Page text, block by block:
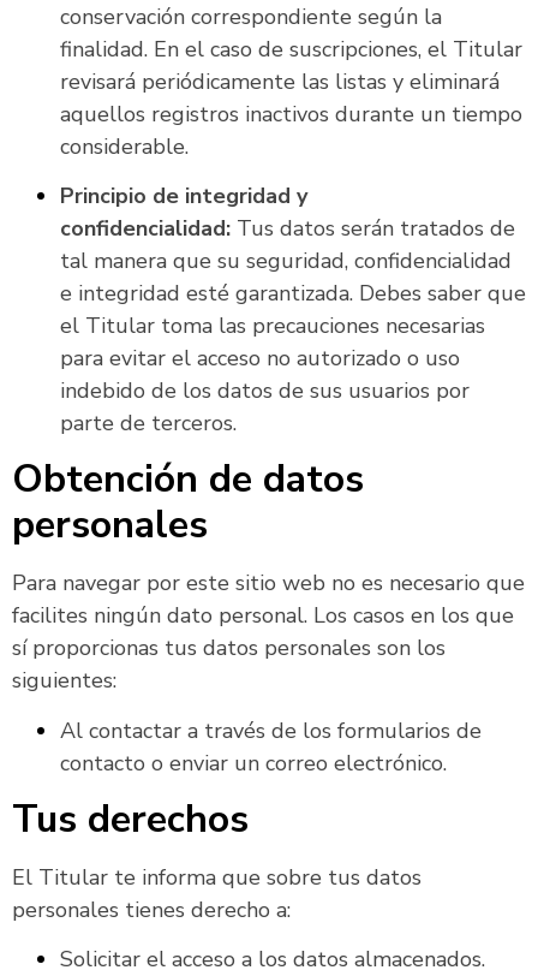
conservación correspondiente según la
finalidad. En el caso de suscripciones, el Titular
revisará periódicamente las listas y eliminará
aquellos registros inactivos durante un tiempo
considerable.
Principio de integridad y
confidencialidad: Tus datos serán tratados de
tal manera que su seguridad, confidencialidad
e integridad esté garantizada. Debes saber que
el Titular toma las precauciones necesarias
para evitar el acceso no autorizado o uso
indebido de los datos de sus usuarios por
parte de terceros.
Obtención de datos
personales
Para navegar por este sitio web no es necesario que
facilites ningún dato personal. Los casos en los que
sí proporcionas tus datos personales son los
siguientes:
Al contactar a través de los formularios de
contacto o enviar un correo electrónico.
Tus derechos
El Titular te informa que sobre tus datos
personales tienes derecho a:
Solicitar el acceso a los datos almacenados.